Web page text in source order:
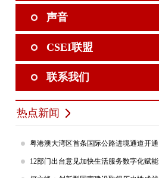
声音
CSEI联盟
联系我们
热点新闻
粤港澳大湾区首条国际公路进境通道开通
12部门出台意见加快生活服务数字化赋能